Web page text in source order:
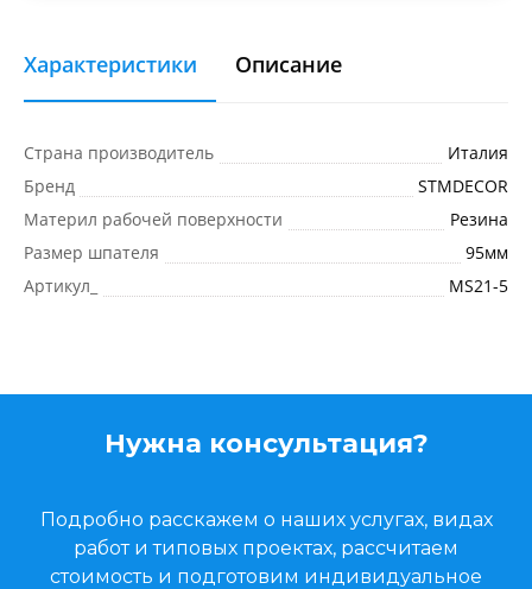
Характеристики Описание
Страна производитель
Италия
Бренд
STMDECOR
Материл рабочей поверхности
Резина
Размер шпателя
95мм
Артикул_
MS21-5
Нужна консультация?
Подробно расскажем о наших услугах, видах
работ и типовых проектах, рассчитаем
стоимость и подготовим индивидуальное